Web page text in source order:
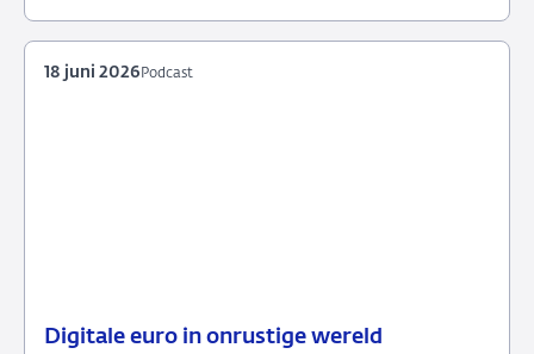
Digitale euro in onrustige wereld
Podcast
18 juni 2026